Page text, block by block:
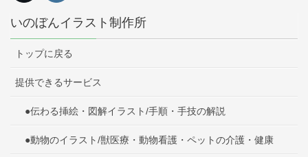
いのぼんイラスト制作所
トップに戻る
提供できるサービス
●伝わる挿絵・図解イラスト/手順・手技の解説
●動物のイラスト/獣医療・動物看護・ペットの介護・健康